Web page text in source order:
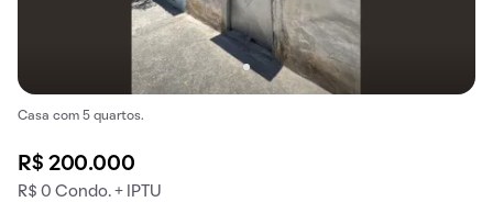
Casa com 5 quartos.
R$ 200.000
R$ 0 Condo. + IPTU